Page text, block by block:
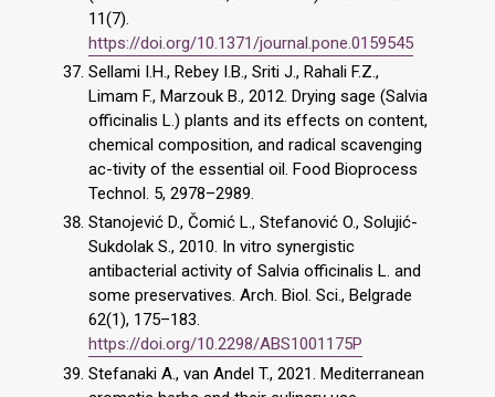
11(7).
https://doi.org/10.1371/journal.pone.0159545
Sellami I.H., Rebey I.B., Sriti J., Rahali F.Z.,
Limam F., Marzouk B., 2012. Drying sage (Salvia
officinalis L.) plants and its effects on content,
chemical composition, and radical scavenging
ac-tivity of the essential oil. Food Bioprocess
Technol. 5, 2978–2989.
Stanojević D., Čomić L., Stefanović O., Solujić-
Sukdolak S., 2010. In vitro synergistic
antibacterial activity of Salvia officinalis L. and
some preservatives. Arch. Biol. Sci., Belgrade
62(1), 175–183.
https://doi.org/10.2298/ABS1001175P
Stefanaki A., van Andel T., 2021. Mediterranean